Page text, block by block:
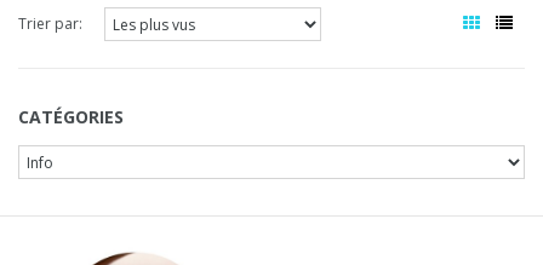
Trier par:
CATÉGORIES